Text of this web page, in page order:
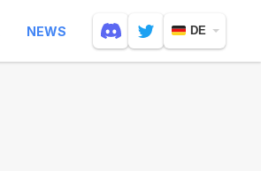
NEWS DE